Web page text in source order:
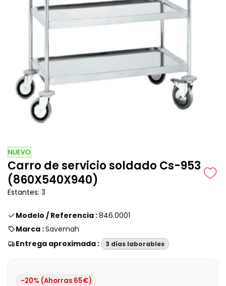
NUEVO
Carro de servicio soldado Cs-953
(860X540X940)
Estantes: 3
Modelo / Referencia :846.0001
Marca :Savemah
Entrega aproximada :
3 días laborables
-20% (Ahorras 65€)